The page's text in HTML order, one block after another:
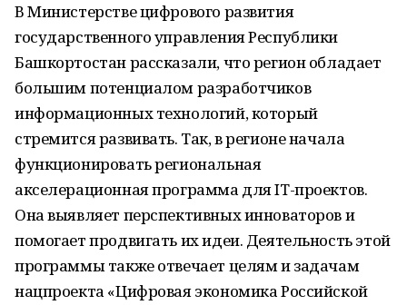
В Министерстве цифрового развития
государственного управления Республики
Башкортостан рассказали, что регион обладает
большим потенциалом разработчиков
информационных технологий, который
стремится развивать. Так, в регионе начала
функционировать региональная
акселерационная программа для IT-проектов.
Она выявляет перспективных инноваторов и
помогает продвигать их идеи. Деятельность этой
программы также отвечает целям и задачам
нацпроекта «Цифровая экономика Российской